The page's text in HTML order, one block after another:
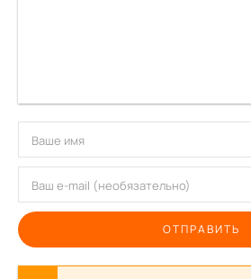
ОТПРАВИТЬ